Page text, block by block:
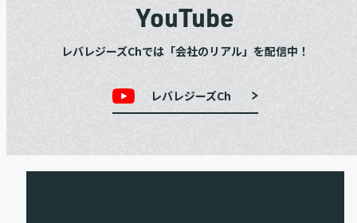
YouTube
レバレジーズChでは「会社のリアル」を配信中！
レバレジーズCh